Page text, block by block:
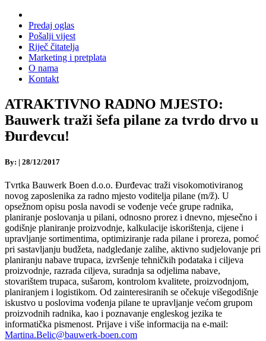
Predaj oglas
Pošalji vijest
Riječ čitatelja
Marketing i pretplata
O nama
Kontakt
ATRAKTIVNO RADNO MJESTO:
Bauwerk traži šefa pilane za tvrdo drvo u
Đurđevcu!
By: | 28/12/2017
Tvrtka Bauwerk Boen d.o.o. Đurđevac traži visokomotiviranog
novog zaposlenika za radno mjesto voditelja pilane (m/ž). U
opsežnom opisu posla navodi se vođenje veće grupe radnika,
planiranje poslovanja u pilani, odnosno prorez i dnevno, mjesečno i
godišnje planiranje proizvodnje, kalkulacije iskorištenja, cijene i
upravljanje sortimentima, optimiziranje rada pilane i proreza, pomoć
pri sastavljanju budžeta, nadgledanje zalihe, aktivno sudjelovanje pri
planiranju nabave trupaca, izvršenje tehničkih podataka i ciljeva
proizvodnje, razrada ciljeva, suradnja sa odjelima nabave,
stovarištem trupaca, sušarom, kontrolom kvalitete, proizvodnjom,
planiranjem i logistikom. Od zainteresiranih se očekuje višegodišnje
iskustvo u poslovima vođenja pilane te upravljanje većom grupom
proizvodnih radnika, kao i poznavanje engleskog jezika te
informatička pismenost. Prijave i više informacija na e-mail:
Martina.Belic@bauwerk-boen.com